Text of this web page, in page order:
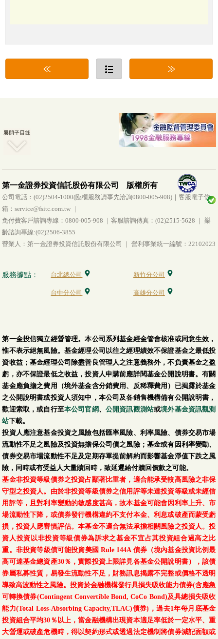
第一金證券投資信託股份有限公司 版權所有
公司電話：(02)2504-1000(臨櫃服務請事先洽詢0800-005-908)｜客服電子信
箱：service@fsitc.com.tw ｜
免付費客戶諮詢專線：0800-005-908 ｜客服諮詢傳真：(02)2515-5628 ｜ 樂
齡諮詢專線:(02)2506-3855
營業人：第一金證券投資信託股份有限公司 ｜ 營利事業統一編號：22102023
服務據點： 台北總公司 新竹分公司
台中分公司 高雄分公司
第一金投信獨立經營管理。本公司系列基金經金管會核准或同意生效，
惟不表示絕無風險。基金經理公司以往之經理績效不保證基金之最低投
資收益；基金經理公司除盡善良管理人之注意義務外，不負責基金之盈
虧，亦不保證最低之收益，投資人申購前應詳閱基金公開說明書。有關
基金應負擔之費用（境外基金含分銷費用、反稀釋費用）已揭露於基金
之公開說明書或投資人須知中，本公司及各銷售機構備有公開說明書，
歡迎索取，或自行至本公司官網、 公開資訊觀測站或境外基金資訊觀測
站下載。
投資人應注意基金投資之風險包括匯率風險、利率風險、債券交易市場
流動性不足之風險及投資無擔保公司債之風險；基金或有因利率變動、
債券交易市場流動性不足及定期存單提前解約而影響基金淨值下跌之風
險，同時或有受益人大量贖回時，致延遲給付贖回價款之可能。
基金非投資等級債券之投資占顯著比重者，適合能承受較高風險之非保
守型之投資人。由於非投資等級債券之信用評等未達投資等級或未經信
用評等，且對利率變動的敏感度甚高，故本基金可能會因利率上升、市
場流動性下降，或債券發行機構違約不支付本金、利息或破產而蒙受虧
損，投資人應審慎評估。本基金不適合無法承擔相關風險之投資人。投
資人投資以非投資等級債券為訴求之基金不宜占其投資組合過高之比
重。非投資等級債可能投資美國 Rule 144A 債券（境內基金投資比例最
高可達基金總資產30％，實際投資上限詳見各基金公開說明書），該債
券屬私募性質，易發生流動性不足，財務訊息揭露不完整或價格不透明
導致高波動性之風險。投資於金融機構發行具損失吸收能力債券(含應急
可轉換債券(Contingent Convertible Bond, CoCo Bond)及具總損失吸收
能力(Total Loss-Absorbing Capacity,TLAC)債券)，過去1年每月底基金
投資組合平均30％以上，當金融機構出現資本適足率低於一定水平、重
大營運或破產危機時，得以契約形式或透過法定機制將債券減記面額或